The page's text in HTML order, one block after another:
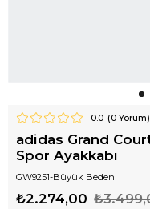
0.0 (0Yorum)
adidas Grand
Spor Ayakkabı
GW9251-Büyük Beden
₺2.274,00